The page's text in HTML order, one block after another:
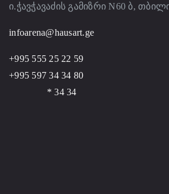
ი.ჭავჭავაძის გამიზრი N60 ბ,
infoarena@hausart.ge
+995 555 25 22 59
+995 597 34 34 80
* 34 34